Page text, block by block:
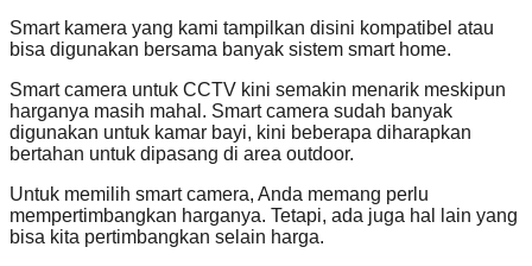
Smart kamera yang kami tampilkan disini kompatibel atau
bisa digunakan bersama banyak sistem smart home.
Smart camera untuk CCTV kini semakin menarik meskipun
harganya masih mahal. Smart camera sudah banyak
digunakan untuk kamar bayi, kini beberapa diharapkan
bertahan untuk dipasang di area outdoor.
Untuk memilih smart camera, Anda memang perlu
mempertimbangkan harganya. Tetapi, ada juga hal lain yang
bisa kita pertimbangkan selain harga.